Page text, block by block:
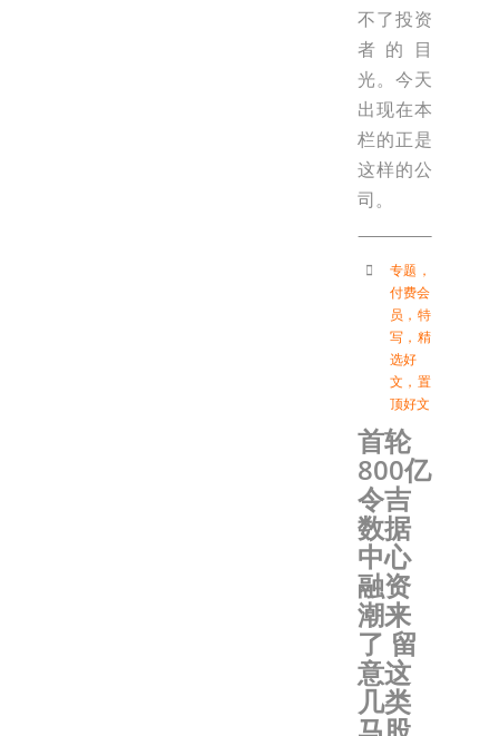
不了投资
者的目
光。今天
出现在本
栏的正是
这样的公
司。
专题 ，
付费会
员 ， 特
写 ， 精
选好
文 ， 置
顶好文
首轮
800亿
令吉
数据
中心
融资
潮来
了 留
意这
几类